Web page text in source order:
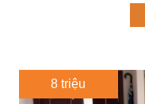
8 triệu